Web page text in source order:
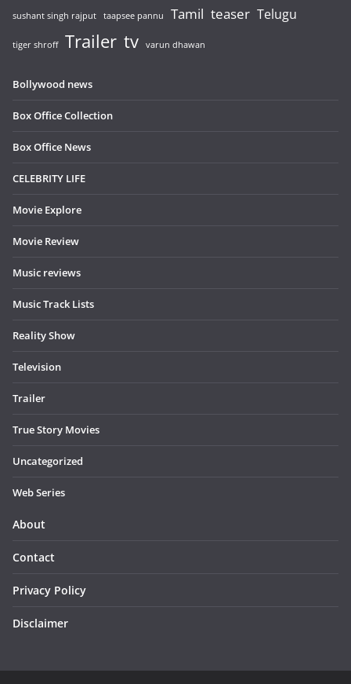
sushant singh rajput taapsee pannu Tamil teaser Telugu
tiger shroff Trailer tv varun dhawan
Bollywood news
Box Office Collection
Box Office News
CELEBRITY LIFE
Movie Explore
Movie Review
Music reviews
Music Track Lists
Reality Show
Television
Trailer
True Story Movies
Uncategorized
Web Series
About
Contact
Privacy Policy
Disclaimer